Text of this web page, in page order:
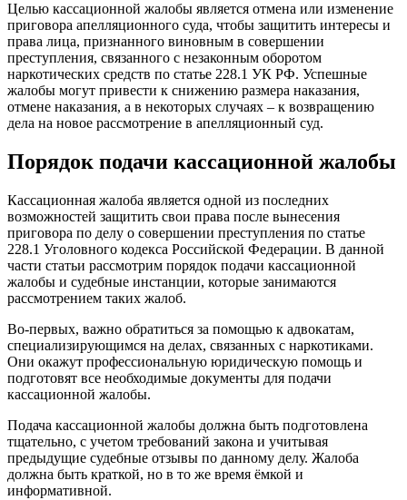
Целью кассационной жалобы является отмена или изменение
приговора апелляционного суда, чтобы защитить интересы и
права лица, признанного виновным в совершении
преступления, связанного с незаконным оборотом
наркотических средств по статье 228.1 УК РФ. Успешные
жалобы могут привести к снижению размера наказания,
отмене наказания, а в некоторых случаях – к возвращению
дела на новое рассмотрение в апелляционный суд.
Порядок подачи кассационной жалобы
Кассационная жалоба является одной из последних
возможностей защитить свои права после вынесения
приговора по делу о совершении преступления по статье
228.1 Уголовного кодекса Российской Федерации. В данной
части статьи рассмотрим порядок подачи кассационной
жалобы и судебные инстанции, которые занимаются
рассмотрением таких жалоб.
Во-первых, важно обратиться за помощью к адвокатам,
специализирующимся на делах, связанных с наркотиками.
Они окажут профессиональную юридическую помощь и
подготовят все необходимые документы для подачи
кассационной жалобы.
Подача кассационной жалобы должна быть подготовлена
тщательно, с учетом требований закона и учитывая
предыдущие судебные отзывы по данному делу. Жалоба
должна быть краткой, но в то же время ёмкой и
информативной.